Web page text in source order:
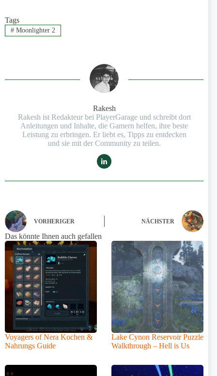
Tags
#Moonlighter 2
Rakesh
Rakesh ist Redakteur bei PlayerGarage und schreibt dort
Anleitungen und Inhalte, die Gamern helfen, ihre beste
Leistung zu erbringen. Er liebt es, Tipps zu entdecken
und sie mit der Community zu teilen.
VORHERIGER NÄCHSTER
Das könnte Ihnen auch gefallen
Voyagers of Nera Kochen &
Nahrungs Guide
Lake Cynon Reservoir Puzzle
Walkthrough – Hell is Us